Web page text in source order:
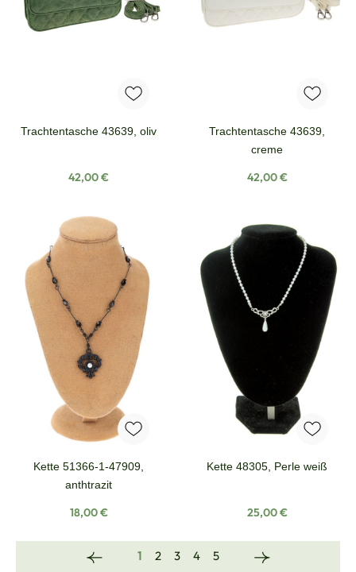
Trachtentasche 43639, oliv
Regulärer Preis:
42,00 €
Trachtentasche 43639,
creme
Regulärer Preis:
42,00 €
Kette 51366-1-47909,
anthtrazit
Regulärer Preis:
18,00 €
Kette 48305, Perle weiß
Regulärer Preis:
25,00 €
Seite
1 Seite
2 Seite
3 Seite
4 Seite
5